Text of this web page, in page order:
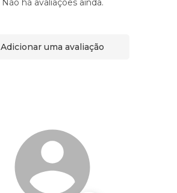
Não há avaliações ainda.
Adicionar uma avaliação